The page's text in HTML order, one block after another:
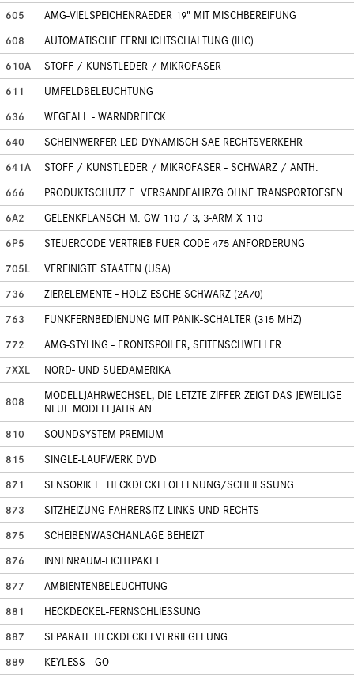
605
AMG-VIELSPEICHENRAEDER 19" MIT MISCHBEREIFUNG
608
AUTOMATISCHE FERNLICHTSCHALTUNG (IHC)
610A
STOFF / KUNSTLEDER / MIKROFASER
611
UMFELDBELEUCHTUNG
636
WEGFALL - WARNDREIECK
640
SCHEINWERFER LED DYNAMISCH SAE RECHTSVERKEHR
641A
STOFF / KUNSTLEDER / MIKROFASER - SCHWARZ / ANTH.
666
PRODUKTSCHUTZ F. VERSANDFAHRZG.OHNE TRANSPORTOESEN
6A2
GELENKFLANSCH M. GW 110 / 3, 3-ARM X 110
6P5
STEUERCODE VERTRIEB FUER CODE 475 ANFORDERUNG
705L
VEREINIGTE STAATEN (USA)
736
ZIERELEMENTE - HOLZ ESCHE SCHWARZ (2A70)
763
FUNKFERNBEDIENUNG MIT PANIK-SCHALTER (315 MHZ)
772
AMG-STYLING - FRONTSPOILER, SEITENSCHWELLER
7XXL
NORD- UND SUEDAMERIKA
808
MODELLJAHRWECHSEL, DIE LETZTE ZIFFER ZEIGT DAS JEWEILIGE
NEUE MODELLJAHR AN
810
SOUNDSYSTEM PREMIUM
815
SINGLE-LAUFWERK DVD
871
SENSORIK F. HECKDECKELOEFFNUNG/SCHLIESSUNG
873
SITZHEIZUNG FAHRERSITZ LINKS UND RECHTS
875
SCHEIBENWASCHANLAGE BEHEIZT
876
INNENRAUM-LICHTPAKET
877
AMBIENTENBELEUCHTUNG
881
HECKDECKEL-FERNSCHLIESSUNG
887
SEPARATE HECKDECKELVERRIEGELUNG
889
KEYLESS - GO